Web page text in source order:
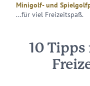
Minigolf- und
...für viel Freizeitspaß.
10